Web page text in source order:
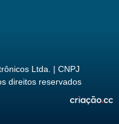
Ltda. | CNPJ
direitos reservados